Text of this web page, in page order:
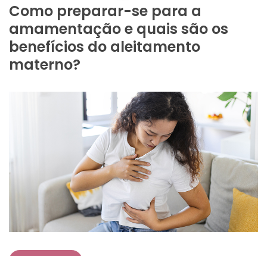
Como preparar-se para a
amamentação e quais são os
benefícios do aleitamento
materno?